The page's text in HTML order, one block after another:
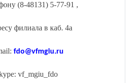
(8-48131) 5-77-91 ,
филиала в каб. 4а
fdo@vfmgiu.ru
: vf_mgiu_fdo